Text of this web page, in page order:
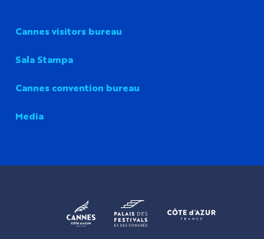
Cannes visitors bureau
Sala Stampa
Cannes convention bureau
Media